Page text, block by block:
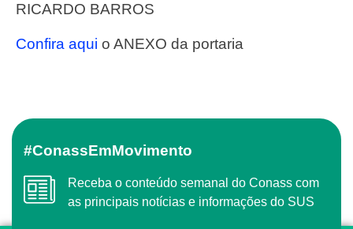
RICARDO BARROS
Confira aqui o ANEXO da portaria
#ConassEmMovimento
Receba o conteúdo semanal do Conass com
as principais notícias e informações do SUS